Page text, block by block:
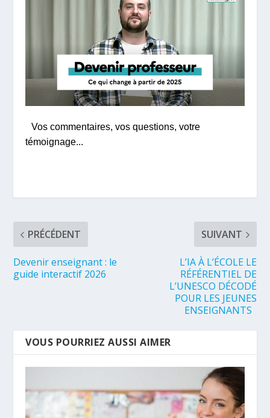
Vos commentaires, vos questions, votre
témoignage...
PRÉCÉDENT
Devenir enseignant : le
guide interactif 2026
SUIVANT
L’IA À L’ÉCOLE LE
RÉFÉRENTIEL DE
L’UNESCO DÉCODÉ
POUR LES JEUNES
ENSEIGNANTS
VOUS POURRIEZ AUSSI AIMER